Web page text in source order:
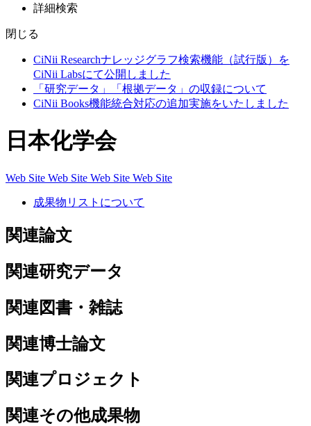
詳細検索
閉じる
CiNii Researchナレッジグラフ検索機能（試行版）を
CiNii Labsにて公開しました
「研究データ」「根拠データ」の収録について
CiNii Books機能統合対応の追加実施をいたしました
日本化学会
Web Site Web Site Web Site Web Site
成果物リストについて
関連論文
関連研究データ
関連図書・雑誌
関連博士論文
関連プロジェクト
関連その他成果物